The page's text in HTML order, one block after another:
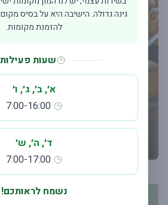
יש לבחור תאריך
גינה גדולה. הישיבה היא על בסיס
להזמנת מקומות.
שעות פעילות
א׳, ב׳, ג׳, ו׳
7:00-16:00
ד׳, ה׳, ש׳
7:00-17:00
נשמח לראותכם!